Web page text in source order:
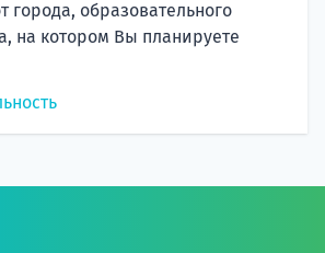
города, образовательного
на котором Вы планируете